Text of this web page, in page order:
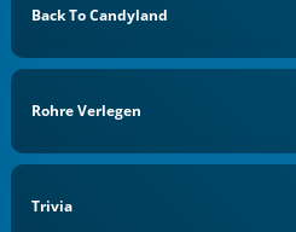
Back To Candyland
Rohre Verlegen
Trivia